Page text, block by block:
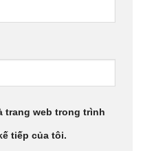
trang web trong trình
tiếp của tôi.